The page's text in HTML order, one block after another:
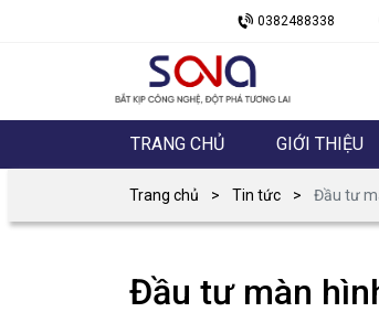
0382488338
TRANG CHỦ GIỚI THIỆU
Trang chủ Tin tức Đầu tư
Đầu tư màn